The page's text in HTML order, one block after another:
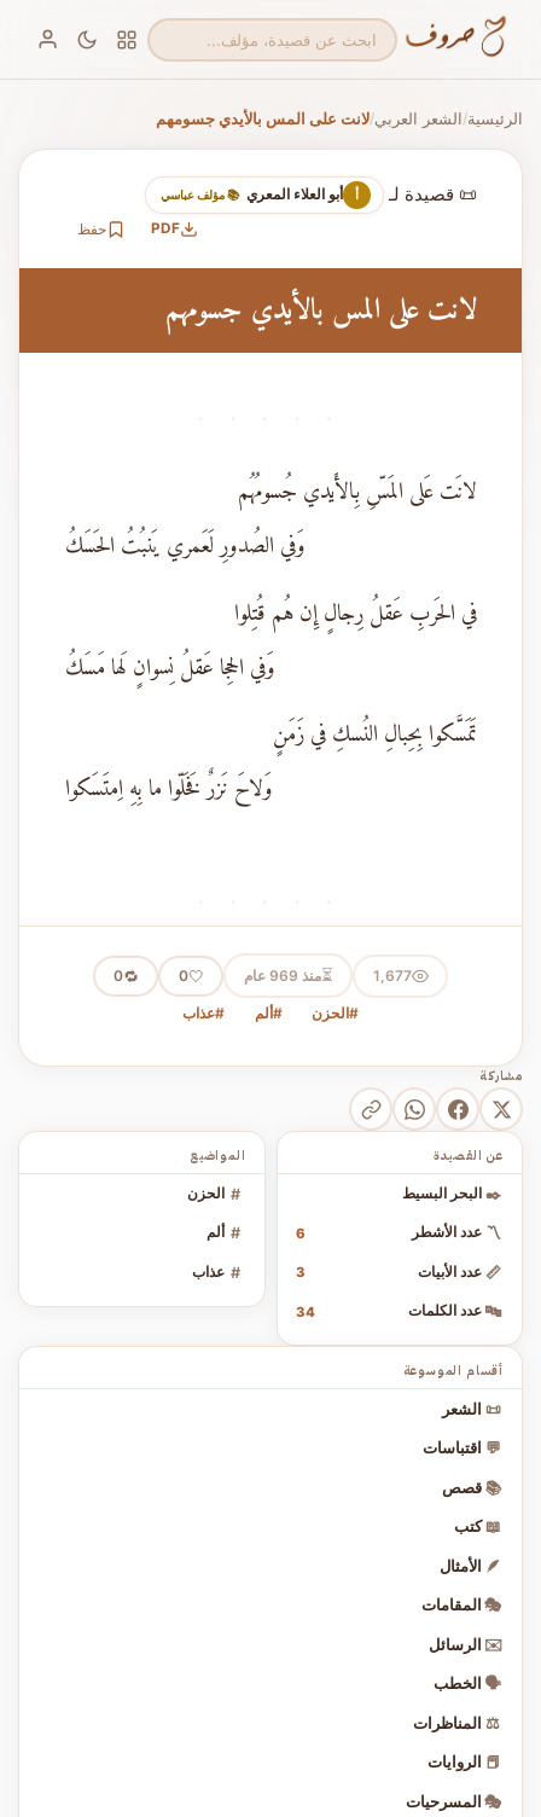
الرئيسية/الشعر العربي/لانت على المس بالأيدي جسومهم
📜 قصيدة لـ أ أبو العلاء المعري 📚 مؤلف عباسي
PDF حفظ
لانت على المس بالأيدي جسومهم
· · · · ·
لانَت عَلى المَسِّ بِالأَيدي جُسومُهُم
وَفي الصُدورِ لَعَمري يَنبُتُ الحَسَكُ
في الحَربِ عَقلُ رِجالٍ إِن هُم قُتِلوا
وَفي الحِجا عَقلُ نِسوانٍ لَها مَسَكُ
تَمَسَّكوا بِحِبالِ النُسكِ في زَمَنٍ
وَلاحَ نَزرٌ فَخَلّوا ما بِهِ اِمتَسَكوا
· · · · ·
1,677
⏳منذ 969 عام 🤍
0
🔁
0
#الحزن #ألم #عذاب
مشاركة
المواضيع
# الحزن
# ألم
# عذاب
عن القصيدة
✒️ البحر البسيط
〽️ عدد الأشطر 6
📏 عدد الأبيات 3
🔤 عدد الكلمات 34
أقسام الموسوعة
📜 الشعر
💬 اقتباسات
📚 قصص
📖 كتب
🪶 الأمثال
🎭 المقامات
✉️ الرسائل
🗣️ الخطب
⚖️ المناظرات
📕 الروايات
🎭 المسرحيات